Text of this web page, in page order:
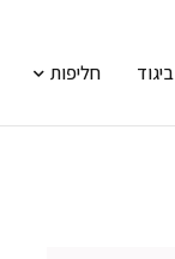
ביגוד חליפות